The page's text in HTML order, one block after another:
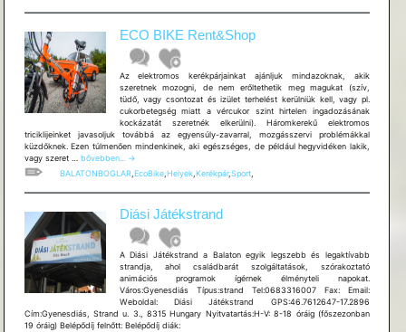
GOLF
ECO BIKE Rent&Shop
Az elektromos kerékpárjainkat ajánljuk mindazoknak, akik
szeretnek mozogni, de nem erőltethetik meg magukat (szív,
tüdő, vagy csontozat és izület terhelést kerülniük kell, vagy pl.
cukorbetegség miatt a vércukor szint hirtelen ingadozásának
kockázatát szeretnék elkerülni). Háromkerekű elektromos
triciklijeinket javasoljuk továbbá az egyensúly-zavarral, mozgásszervi problémákkal
küzdőknek. Ezen túlmenően mindenkinek, aki egészséges, de például hegyvidéken lakik,
vagy szeret … ECO
BIKE
bővebben...
→
BALATONBOGLAR, EcoBike, Helyek, Kerékpár,Sport,
Diási Játékstrand
A Diási Játékstrand a Balaton egyik legszebb és legaktívabb
strandja, ahol családbarát szolgáltatások, szórakoztató
animációs programok ígérnek élményteli napokat.
Város:Gyenesdiás Típus:strand Tel:0683316007 Fax: Email:
Weboldal: Diási Játékstrand GPS:46.7612647-17.2896
Cím:Gyenesdiás, Strand u. 3., 8315 Hungary Nyitvatartás:H-V: 8-18 óráig (főszezonban
19 óráig) Belépődíj felnőtt: Belépődíj diák: